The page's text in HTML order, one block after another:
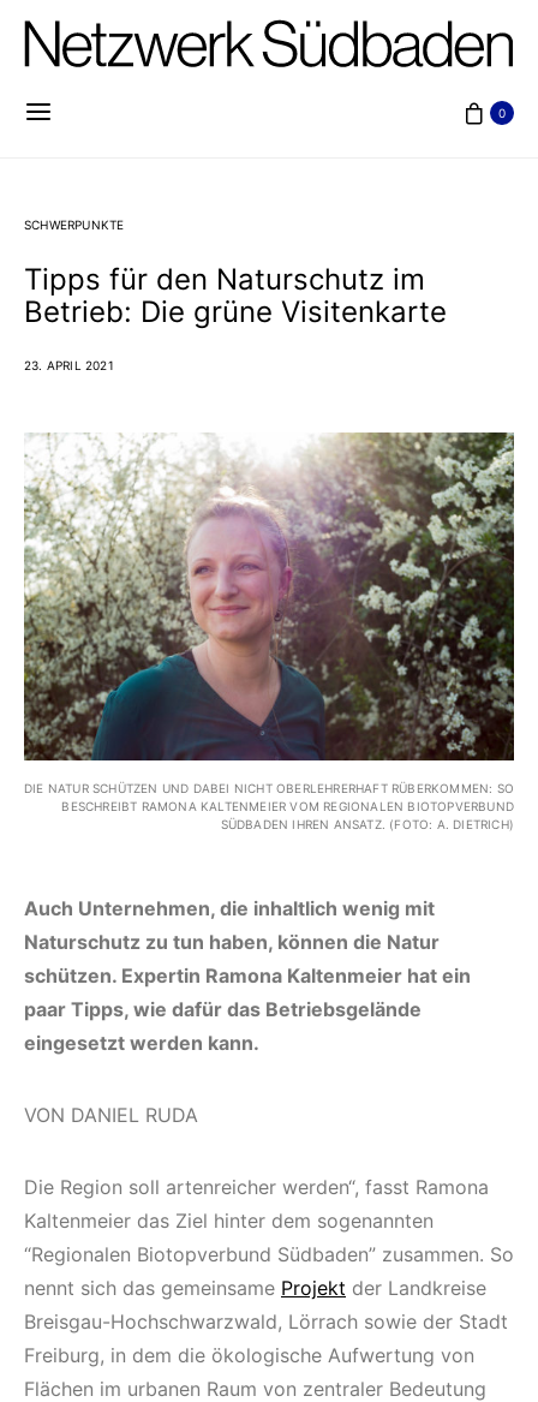
0
SCHWERPUNKTE
Tipps für den Naturschutz im
Betrieb: Die grüne Visitenkarte
23. APRIL 2021
DIE NATUR SCHÜTZEN UND DABEI NICHT OBERLEHRERHAFT RÜBERKOMMEN: SO
BESCHREIBT RAMONA KALTENMEIER VOM REGIONALEN BIOTOPVERBUND
SÜDBADEN IHREN ANSATZ. (FOTO: A. DIETRICH)
Auch Unternehmen, die inhaltlich wenig mit
Naturschutz zu tun haben, können die Natur
schützen. Expertin Ramona Kaltenmeier hat ein
paar Tipps, wie dafür das Betriebsgelände
eingesetzt werden kann.
VON DANIEL RUDA
Die Region soll artenreicher werden“, fasst Ramona
Kaltenmeier das Ziel hinter dem sogenannten
“Regionalen Biotopverbund Südbaden” zusammen. So
nennt sich das gemeinsame Projekt der Landkreise
Breisgau-Hochschwarzwald, Lörrach sowie der Stadt
Freiburg, in dem die ökologische Aufwertung von
Flächen im urbanen Raum von zentraler Bedeutung